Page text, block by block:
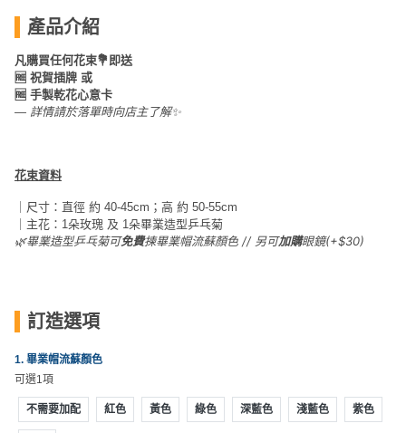
會
食
特
糕
花
束
禮
訂
製
禮
y
朋
友
聚
慶
生
日
企
業
/
公
司
活
動
攻
略
會
員
計
劃
會
需
知
社
軟
件
時
神
器
情
產品介紹
凡購買任何花束💐即送
🆓 祝賀插牌 或
🆓 手製乾花心意卡
— 詳情請於落單時向店主了解✨
花束資料
｜尺寸：直徑 約 40-45cm；高 約 50-55cm
｜主花：1朵玫瑰 及 1朵畢業造型乒乓菊
🌿畢業造型乒乓菊可免費揀畢業帽流蘇顏色 // 另可加購眼鏡(+$30)
訂造選項
1. 畢業帽流蘇顏色
可選1項
不需要加配 紅色 黃色 綠色 深藍色 淺藍色 紫色